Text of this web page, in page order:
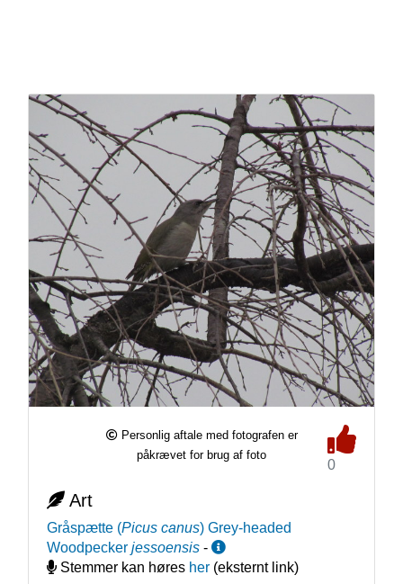
Personlig aftale med fotografen er
påkrævet for brug af foto
0
Art
Gråspætte (Picus canus) Grey-headed
Woodpecker jessoensis -
Stemmer kan høres her(eksternt link)